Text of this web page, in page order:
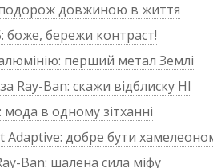
довжиною в життя
боже, бережи контраст!
перший метал Землі
Ray-Ban: скажи відблиску НІ
мода в одному зітханні
Adaptive: добре бути
Ban: шалена сила міфу